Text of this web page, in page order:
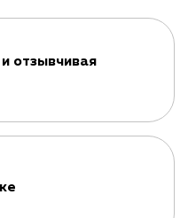
отзывчивая